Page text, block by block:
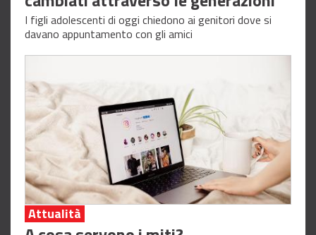
I figli adolescenti di oggi chiedono ai genitori dove si
davano appuntamento con gli amici
Attualità